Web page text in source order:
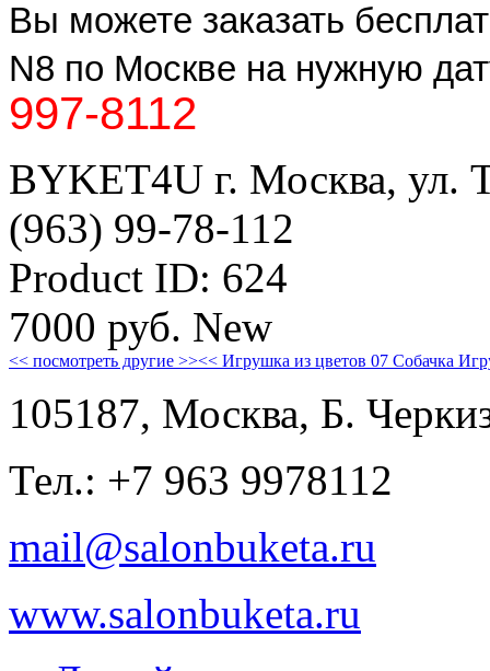
Вы можете заказать
N8 по Москве на нужную
997-8112
BYKET4U г. Москва, ул.
(963) 99-78-112
Product ID: 624
7000 руб. New
<< посмотреть другие >><< Игрушка из цветов 07 Собачка
105187, Москва, Б.
Тел.: +7 963 9978112
mail@salonbuketa.ru
www.salonbuketa.ru